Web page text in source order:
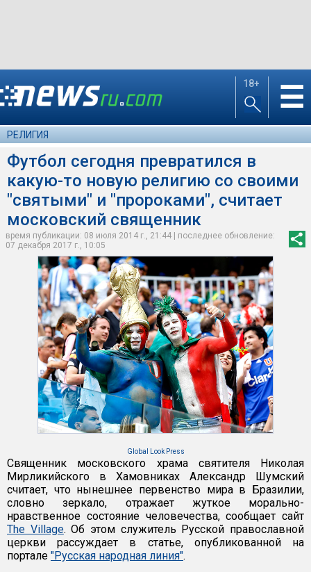
18+ ☰
РЕЛИГИЯ
Футбол сегодня превратился в
какую-то новую религию со своими
"святыми" и "пророками", считает
московский священник
время публикации: 08 июля 2014 г., 21:44 | последнее обновление:
07 декабря 2017 г., 10:05
Global Look Press
Священник московского храма святителя Николая
Мирликийского в Хамовниках Александр Шумский
считает, что нынешнее первенство мира в Бразилии,
словно зеркало, отражает жуткое морально-
нравственное состояние человечества, сообщает сайт
The Village. Об этом служитель Русской православной
церкви рассуждает в статье, опубликованной на
портале "Русская народная линия".